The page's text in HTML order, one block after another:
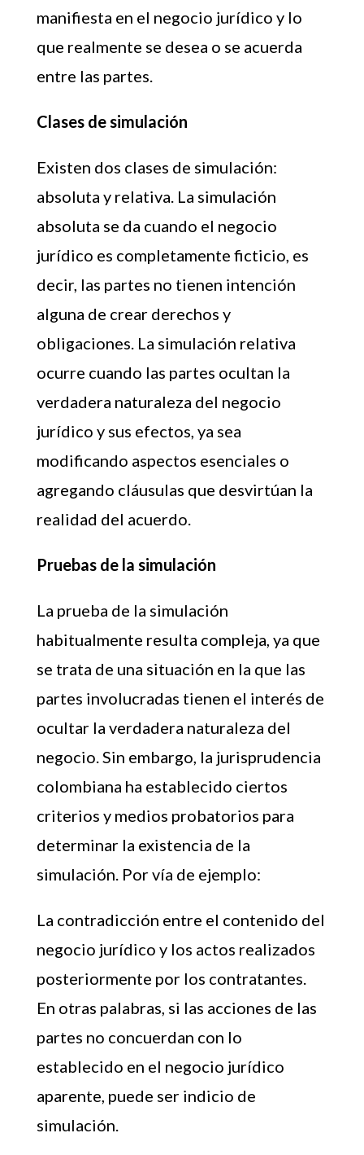
manifiesta en el negocio jurídico y lo
que realmente se desea o se acuerda
entre las partes.
Clases de simulación
Existen dos clases de simulación:
absoluta y relativa. La simulación
absoluta se da cuando el negocio
jurídico es completamente ficticio, es
decir, las partes no tienen intención
alguna de crear derechos y
obligaciones. La simulación relativa
ocurre cuando las partes ocultan la
verdadera naturaleza del negocio
jurídico y sus efectos, ya sea
modificando aspectos esenciales o
agregando cláusulas que desvirtúan la
realidad del acuerdo.
Pruebas de la simulación
La prueba de la simulación
habitualmente resulta compleja, ya que
se trata de una situación en la que las
partes involucradas tienen el interés de
ocultar la verdadera naturaleza del
negocio. Sin embargo, la jurisprudencia
colombiana ha establecido ciertos
criterios y medios probatorios para
determinar la existencia de la
simulación. Por vía de ejemplo:
La contradicción entre el contenido del
negocio jurídico y los actos realizados
posteriormente por los contratantes.
En otras palabras, si las acciones de las
partes no concuerdan con lo
establecido en el negocio jurídico
aparente, puede ser indicio de
simulación.